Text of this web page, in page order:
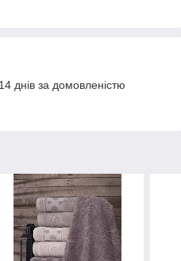
днів за домовленістю